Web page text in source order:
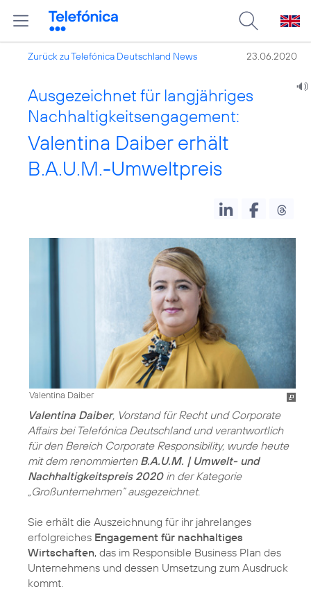
Zurück zu Telefónica Deutschland News 23.06.2020
Ausgezeichnet für langjähriges
Nachhaltigkeitsengagement:
Valentina Daiber erhält
B.A.U.M.-Umweltpreis
Valentina Daiber
Valentina Daiber, Vorstand für Recht und Corporate
Affairs bei Telefónica Deutschland und verantwortlich
für den Bereich Corporate Responsibility, wurde heute
mit dem renommierten B.A.U.M. | Umwelt- und
Nachhaltigkeitspreis 2020in der Kategorie
„Großunternehmen“ ausgezeichnet.
Sie erhält die Auszeichnung für ihr jahrelanges
erfolgreiches Engagement für nachhaltiges
Wirtschaften, das im Responsible Business Plan des
Unternehmens und dessen Umsetzung zum Ausdruck
kommt.